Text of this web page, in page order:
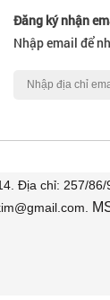
Đăng ký nhận
Nhập email để
Địa chỉ: 257/